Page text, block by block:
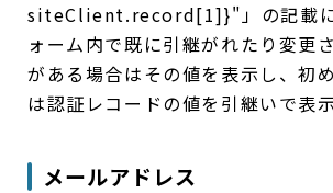
siteClient.record[1]}"」の記載に
ォーム内で既に引継がれたり変更
がある場合はその値を表示し、初
は認証レコードの値を引継いで表示
メールアドレス